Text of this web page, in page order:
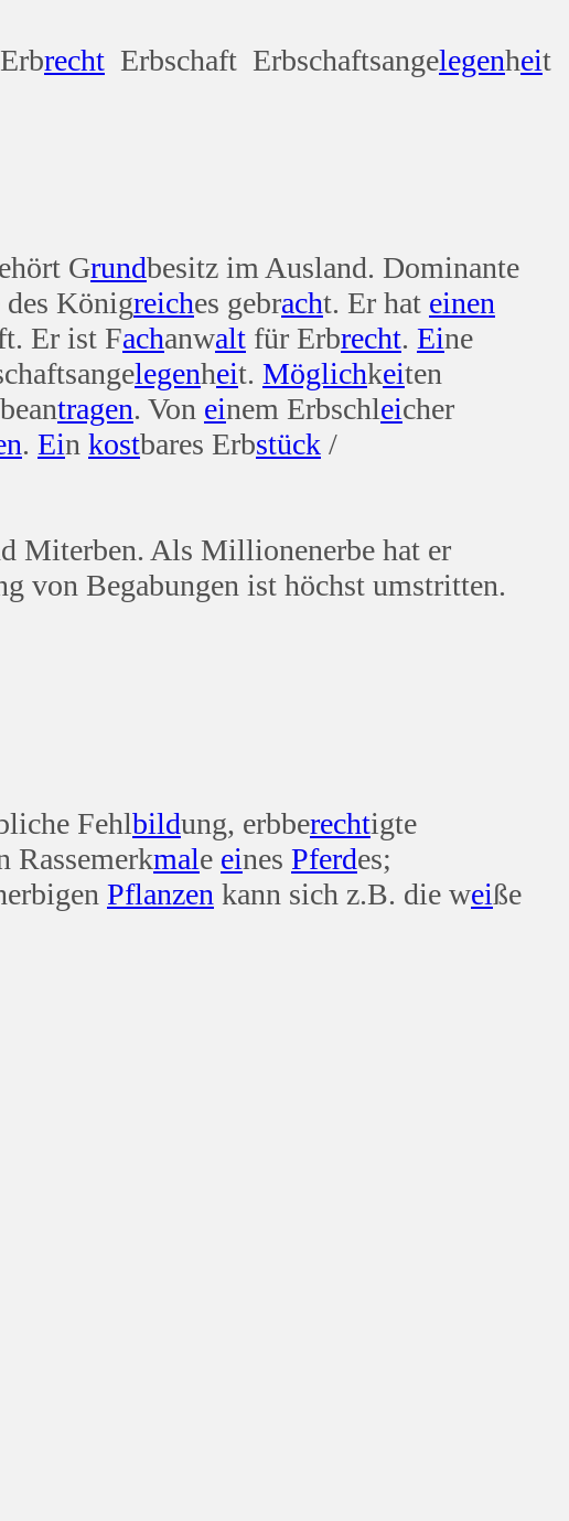
recht Erbschaft Erbschaftsangelegenheit
Grundbesitz im Ausland. Dominante
des Königreiches gebracht. Er hat einen
Er ist Fachanwalt für Erbrecht. Eine
legenheit. Möglichkeiten
tragen. Von einem Erbschleicher
. Ein kostbares Erbstück /
Miterben. Als Millionenerbe hat er
von Begabungen ist höchst umstritten.
Fehlbildung, erbberechtigte
Rassemerkmale eines Pferdes;
Pflanzen kann sich z.B. die weiße